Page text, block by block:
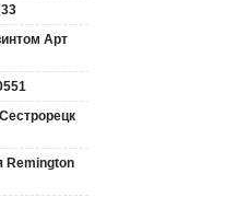
Арт
Remington